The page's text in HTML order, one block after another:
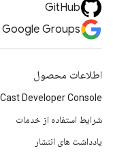
GitHub
Google Groups
اطلاعات محصول
Developer Console
شرایط استفاده از خدمات
یادداشت های انتشار